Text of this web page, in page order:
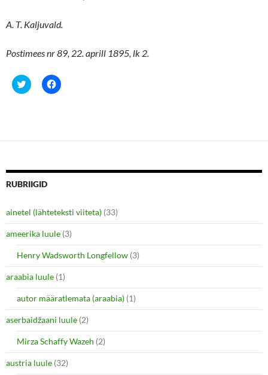
A. T. Kaljuvald.
Postimees nr 89, 22. aprill 1895, lk 2.
C
l
h
e
o
n
t
t
e
r
(
O
p
e
n
n
n
w
w
i
n
d
o
C
l
h
e
o
e
b
o
o
k
(
O
p
e
n
i
n
n
e
w
w
i
n
d
RUBRIIGID
ainetel (lähteteksti viiteta) (33)
ameerika luule (3)
Henry Wadsworth Longfellow (3)
araabia luule (1)
autor määratlemata (araabia) (1)
aserbaidžaani luule (2)
Mirza Schaffy Wazeh (2)
austria luule (32)